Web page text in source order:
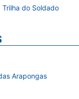
Trilha do Soldado
Arapongas